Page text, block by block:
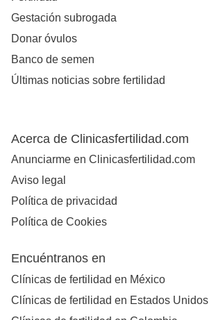
Gestación subrogada
Donar óvulos
Banco de semen
Últimas noticias sobre fertilidad
Acerca de Clinicasfertilidad.com
Anunciarme en Clinicasfertilidad.com
Aviso legal
Política de privacidad
Política de Cookies
Encuéntranos en
Clínicas de fertilidad en México
Clínicas de fertilidad en Estados Unidos